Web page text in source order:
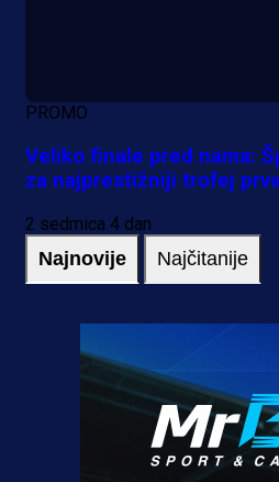
PROMO
Veliko finale pred nama:
za najprestižniji trofej
2 sedmica 4 dan
Najnovije Najčitanije